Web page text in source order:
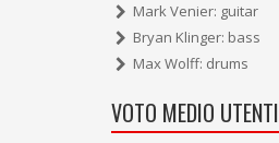
Mark Venier: guitar
Bryan Klinger: bass
Max Wolff: drums
VOTO MEDIO UTENTI